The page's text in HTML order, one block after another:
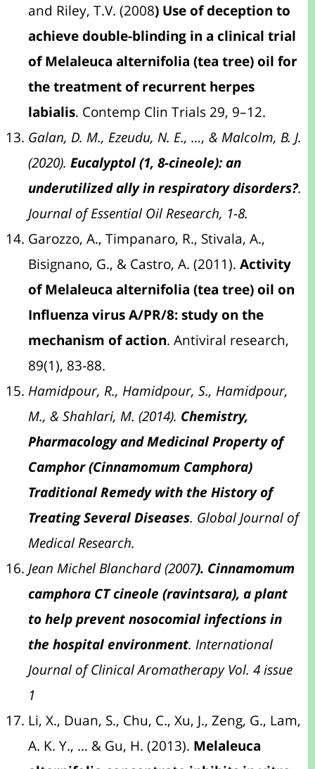
and Riley, T.V. (2008 ) Use of deception to
achieve double-blinding in a clinical trial
of Melaleuca alternifolia (tea tree) oil for
the treatment of recurrent herpes
labialis . Contemp Clin Trials 29, 9–12.
Galan, D. M., Ezeudu, N. E., …, & Malcolm, B. J.
(2020).Eucalyptol (1, 8-cineole): an
underutilized ally in respiratory disorders?
Journal of Essential Oil Research, 1-8.
Garozzo, A., Timpanaro, R., Stivala, A.,
Bisignano, G., & Castro, A. (2011).Activity
of Melaleuca alternifolia (tea tree) oil on
Influenza virus A/PR/8: study on the
mechanism of action . Antiviral research,
89(1), 83-88.
Hamidpour, R., Hamidpour, S., Hamidpour,
M., & Shahlari, M. (2014).Chemistry,
Pharmacology and Medicinal Property of
Camphor (Cinnamomum Camphora)
Traditional Remedy with the History of
Treating Several Diseases . Global Journal of
Medical Research.
Jean Michel Blanchard (2007 ). Cinnamomum
camphora CT cineole (ravintsara), a plant
to help prevent nosocomial infections in
the hospital environment . International
Journal of Clinical Aromatherapy Vol. 4 issue
Li, X., Duan, S., Chu, C., Xu, J., Zeng, G., Lam,
A. K. Y., … & Gu, H. (2013).Melaleuca